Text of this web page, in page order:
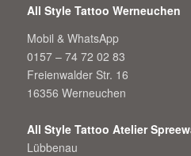
All Style Tattoo Werneuchen
Mobil & WhatsApp
0157 – 74 72 02 83
Freienwalder Str. 16
16356 Werneuchen
All Style Tattoo Atelier
Lübbenau